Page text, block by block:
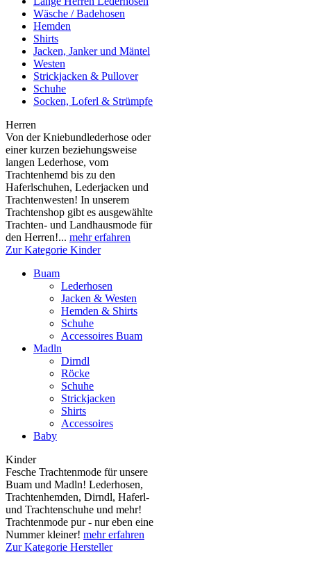
Wäsche / Badehosen
Hemden
Shirts
Jacken, Janker und Mäntel
Westen
Strickjacken & Pullover
Schuhe
Socken, Loferl & Strümpfe
Herren
Von der Kniebundlederhose oder
einer kurzen beziehungsweise
langen Lederhose, vom
Trachtenhemd bis zu den
Haferlschuhen, Lederjacken und
Trachtenwesten! In unserem
Trachtenshop gibt es ausgewählte
Trachten- und Landhausmode für
den Herren!... mehr erfahren
Zur Kategorie Kinder
Buam
Lederhosen
Jacken & Westen
Hemden & Shirts
Schuhe
Accessoires Buam
Madln
Dirndl
Röcke
Schuhe
Strickjacken
Shirts
Accessoires
Baby
Kinder
Fesche Trachtenmode für unsere
Buam und Madln! Lederhosen,
Trachtenhemden, Dirndl, Haferl-
und Trachtenschuhe und mehr!
Trachtenmode pur - nur eben eine
Nummer kleiner! mehr erfahren
Zur Kategorie Hersteller